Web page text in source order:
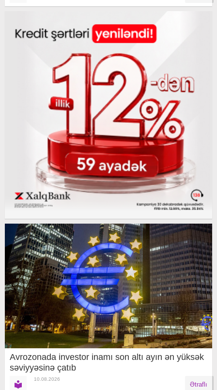
Avrozonada investor inamı son altı ayın ən yüksək
səviyyəsinə çatıb
10.08.2026
Ətraflı